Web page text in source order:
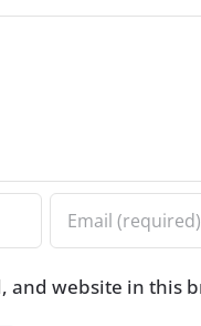
and website in this